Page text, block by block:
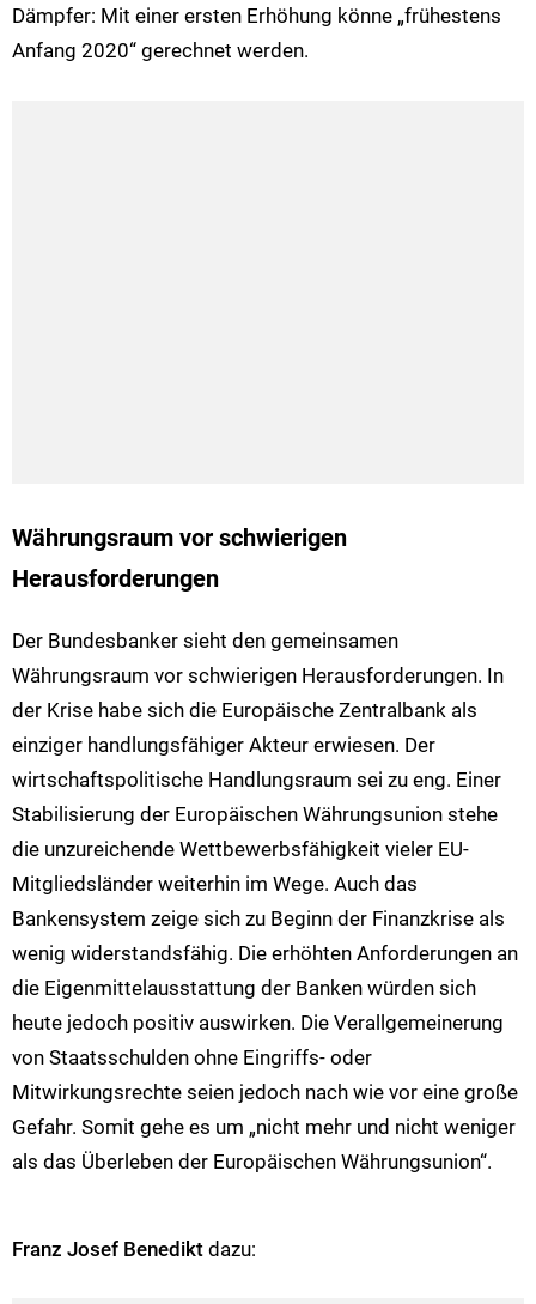
Dämpfer: Mit einer ersten Erhöhung könne „frühestens
Anfang 2020“ gerechnet werden.
Währungsraum vor schwierigen
Herausforderungen
Der Bundesbanker sieht den gemeinsamen
Währungsraum vor schwierigen Herausforderungen. In
der Krise habe sich die Europäische Zentralbank als
einziger handlungsfähiger Akteur erwiesen. Der
wirtschaftspolitische Handlungsraum sei zu eng. Einer
Stabilisierung der Europäischen Währungsunion stehe
die unzureichende Wettbewerbsfähigkeit vieler EU-
Mitgliedsländer weiterhin im Wege. Auch das
Bankensystem zeige sich zu Beginn der Finanzkrise als
wenig widerstandsfähig. Die erhöhten Anforderungen an
die Eigenmittelausstattung der Banken würden sich
heute jedoch positiv auswirken. Die Verallgemeinerung
von Staatsschulden ohne Eingriffs- oder
Mitwirkungsrechte seien jedoch nach wie vor eine große
Gefahr. Somit gehe es um „nicht mehr und nicht weniger
als das Überleben der Europäischen Währungsunion“.
Franz Josef Benedikt dazu: